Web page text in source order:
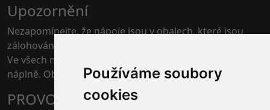
Používáme soubory
cookies
Upozornění
Nezapomínejte, že nápoje jsou v obalech, které jsou
zálohovány.
Ve všech našich skladech je možné platit kartou pouze
náplně. Obaly jen v hotovosti.
PROVOZOVNA ČERNÁ HORA